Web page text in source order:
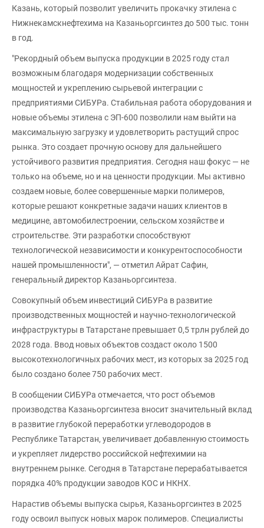
Казань, который позволит увеличить прокачку этилена с
Нижнекамскнефтехима на Казаньоргсинтез до 500 тыс. тонн
в год.
"Рекордный объем выпуска продукции в 2025 году стал
возможным благодаря модернизации собственных
мощностей и укреплению сырьевой интеграции с
предприятиями СИБУРа. Стабильная работа оборудования и
новые объемы этилена с ЭП-600 позволили нам выйти на
максимальную загрузку и удовлетворить растущий спрос
рынка. Это создает прочную основу для дальнейшего
устойчивого развития предприятия. Сегодня наш фокус — не
только на объеме, но и на ценности продукции. Мы активно
создаем новые, более совершенные марки полимеров,
которые решают конкретные задачи наших клиентов в
медицине, автомобилестроении, сельском хозяйстве и
строительстве. Эти разработки способствуют
технологической независимости и конкурентоспособности
нашей промышленности", — отметил Айрат Сафин,
генеральный директор Казаньоргсинтеза.
Совокупный объем инвестиций СИБУРа в развитие
производственных мощностей и научно-технологической
инфраструктуры в Татарстане превышает 0,5 трлн рублей до
2028 года. Ввод новых объектов создаст около 1500
высокотехнологичных рабочих мест, из которых за 2025 год
было создано более 750 рабочих мест.
В сообщении СИБУРа отмечается, что рост объемов
производства Казаньоргсинтеза вносит значительный вклад
в развитие глубокой переработки углеводородов в
Республике Татарстан, увеличивает добавленную стоимость
и укрепляет лидерство российской нефтехимии на
внутреннем рынке. Сегодня в Татарстане перерабатывается
порядка 40% продукции заводов КОС и НКНХ.
Нарастив объемы выпуска сырья, Казаньоргсинтез в 2025
году освоил выпуск новых марок полимеров. Специалисты